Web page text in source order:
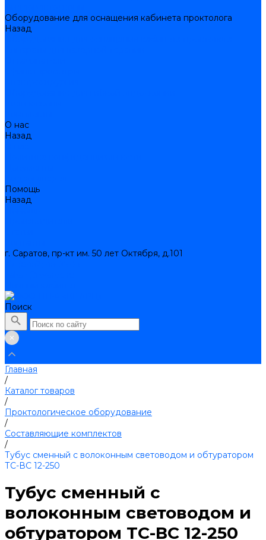
Оборудование для оснащения кабинета проктолога
Назад
О нас
Назад
Помощь
Назад
г. Саратов, пр-кт им. 50 лет Октября, д.101
Поиск
Главная
/
Каталог товаров
/
Проктологическое оборудование
/
Составляющие комплектов
/
Тубус сменный с волоконным световодом и обтуратором
ТС-ВС 12-250
Тубус сменный с
волоконным световодом и
обтуратором ТС-ВС 12-250